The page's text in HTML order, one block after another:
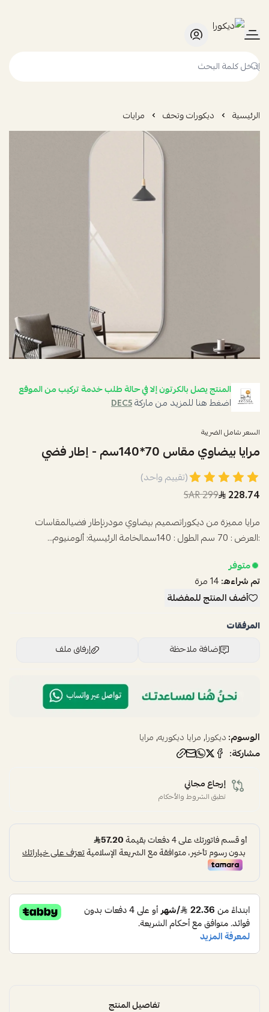
ديكورا
الرئيسية ديكورات وتحف مرايات
المنتج يصل بالكرتون إلا في حالة طلب خدمة تركيب من الموقع
اضغط هنا للمزيد من ماركةDEC5
السعر شامل الضريبة
مرايا بيضاوي مقاس 70*140سم - إطار فضي
(تقييم واحد)
228.74
299 SAR
مرايا مميزة من ديكوراتصميم بيضاوي مودرنإطار فضي المقاسات
:العرض : 70 سم الطول : 140سمالخامة الرئيسية: ألومنيوم...
متوفر
تم شراءه:14مرة
أضف المنتج للمفضلة
المرفقات
إضافة ملاحظة
إرفاق ملف
اسحب و افلت الملف هنا
الوسوم:ديكورا,مرايا ديكوريه,مرايا
مشاركة:
إرجاع مجاني
تطبق الشروط والأحكام
تفاصيل المنتج